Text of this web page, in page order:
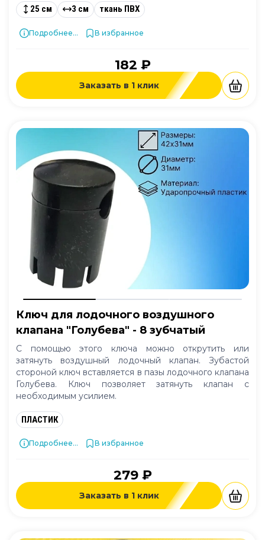
25 см 3 см ткань ПВХ
Подробнее... В избранное
182 ₽
Заказать в 1 клик
Ключ для лодочного воздушного
клапана "Голубева" - 8 зубчатый
С помощью этого ключа можно открутить или
затянуть воздушный лодочный клапан. Зубастой
стороной ключ вставляется в пазы лодочного клапана
Голубева. Ключ позволяет затянуть клапан с
необходимым усилием.
ПЛАСТИК
Подробнее... В избранное
279 ₽
Заказать в 1 клик